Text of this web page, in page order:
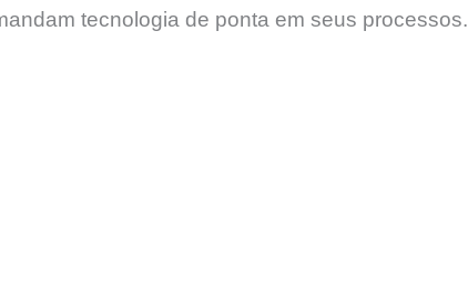
tecnologia de ponta em seus processos.